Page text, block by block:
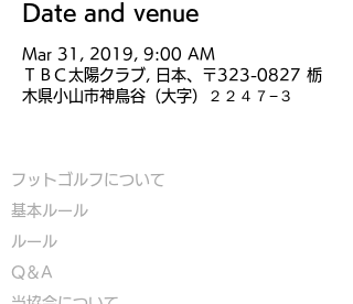
Date and venue
Mar 31, 2019, 9:00 AM
ＴＢＣ太陽クラブ, 日本、〒323-0827 栃
木県小山市神鳥谷（大字）２２４７−３
フットゴルフについて
基本ルール
ルール
Q＆A